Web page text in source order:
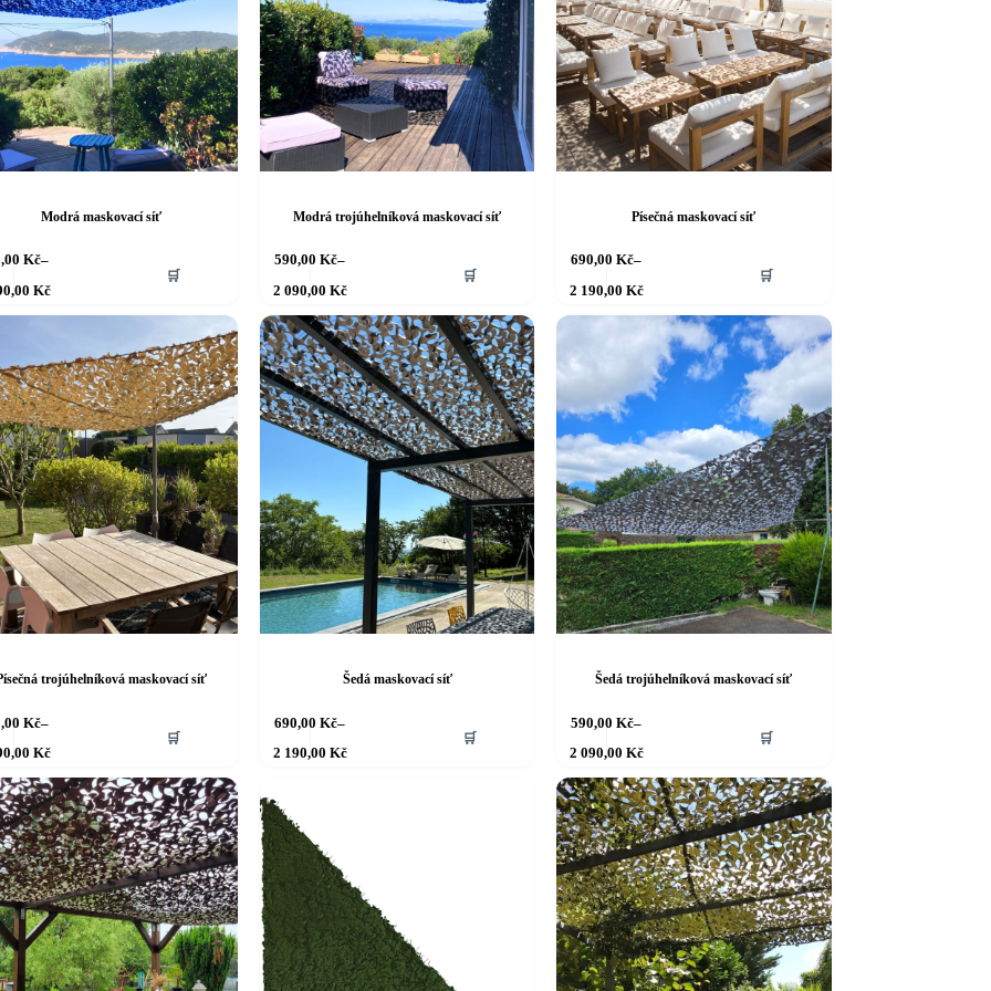
Modrá maskovací síť
Kč–
Kč
Rozpětí
cen:
690,00 Kč
🛒
Modrá trojúhelníková maskovací síť
590,00Kč–
2 090,00 Kč
Rozpětí
cen:
590,00 Kč
až
2 090,00 Kč
🛒
Tento
více
variant.
Možnosti
lze
vybrat
Písečná maskovací síť
690,00Kč–
2 190,00 Kč
Rozpětí
cen:
690,00 Kč
2 190,00 Kč
🛒
Tento
více
Možnosti
lze
stránce
produktu
trojúhelníková maskovací síť
Kč–
Kč
Rozpětí
cen:
590,00 Kč
až
2 090,00 Kč
🛒
Šedá maskovací síť
690,00Kč–
2 190,00 Kč
Rozpětí
cen:
🛒
Tento
variant.
Možnosti
lze
vybrat
stránce
produktu
Šedá trojúhelníková maskovací síť
590,00Kč–
2 090,00 Kč
Rozpětí
cen:
590,00 Kč
až
2 090,00 Kč
🛒
Tento
více
variant.
Možnosti
lze
vybrat
stránce
produktu